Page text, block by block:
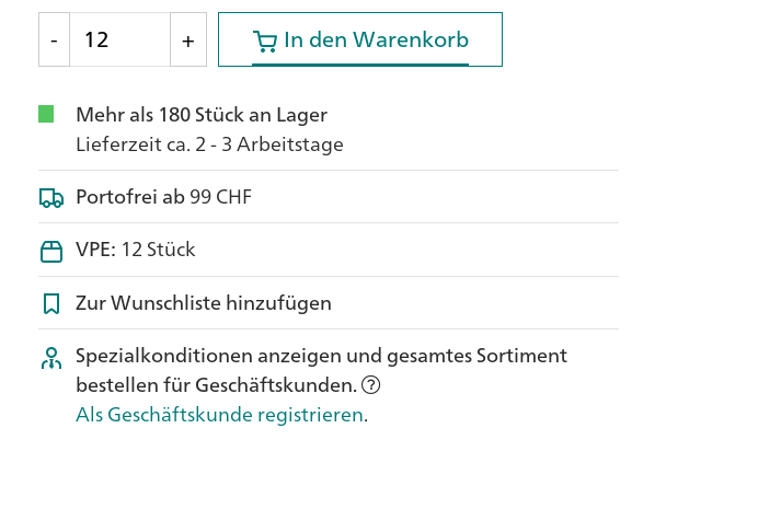
- + In den Warenkorb
In den Warenkorb
Mehr als 180 Stück an Lager
Lieferzeit ca. 2 - 3 Arbeitstage
Portofrei ab99 CHF
VPE: 12 Stück
Zur Wunschliste hinzufügen
Spezialkonditionen anzeigen und gesamtes Sortiment
bestellen für Geschäftskunden.
Als Geschäftskunde registrieren.